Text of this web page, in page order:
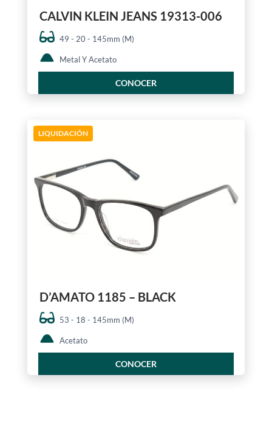
CALVIN KLEIN JEANS 19313-006
49 - 20 - 145mm (M)
Metal Y Acetato
CONOCER
LIQUIDACIÓN
D’AMATO 1185 – BLACK
53 - 18 - 145mm (M)
Acetato
CONOCER